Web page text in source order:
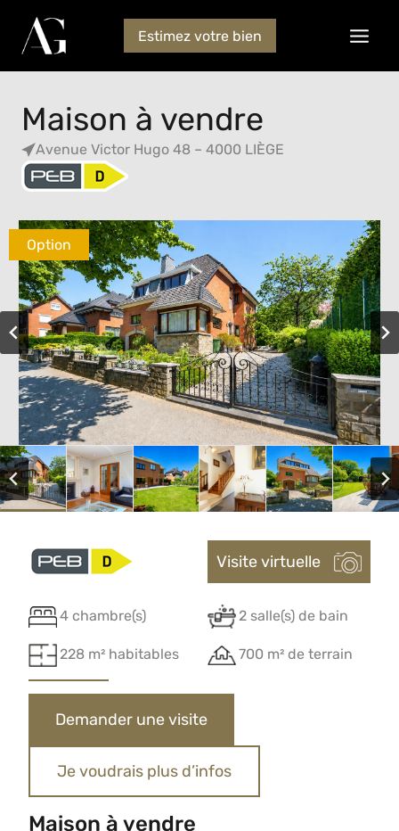
Estimez votre bien
Maison à vendre
Avenue Victor Hugo 48 – 4000 LIÈGE
Option
Visite virtuelle
4 chambre(s) 2 salle(s) de bain
228 m² habitables 700 m² de terrain
Demander une visite
Je voudrais plus d’infos
Maison à vendre